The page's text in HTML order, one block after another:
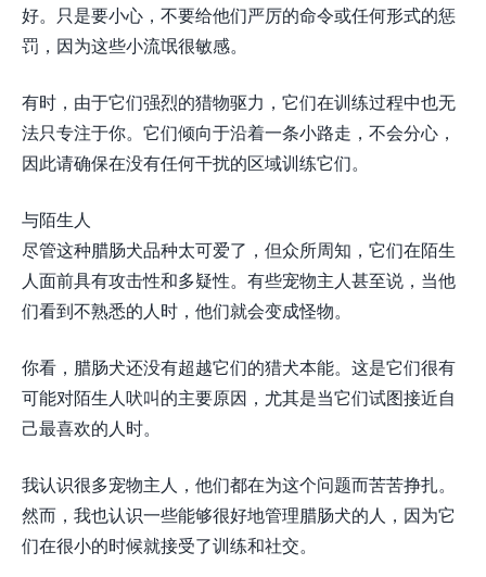
好。只是要小心，不要给他们严厉的命令或任何形式的惩
罚，因为这些小流氓很敏感。
有时，由于它们强烈的猎物驱力，它们在训练过程中也无
法只专注于你。它们倾向于沿着一条小路走，不会分心，
因此请确保在没有任何干扰的区域训练它们。
与陌生人
尽管这种腊肠犬品种太可爱了，但众所周知，它们在陌生
人面前具有攻击性和多疑性。有些宠物主人甚至说，当他
们看到不熟悉的人时，他们就会变成怪物。
你看，腊肠犬还没有超越它们的猎犬本能。这是它们很有
可能对陌生人吠叫的主要原因，尤其是当它们试图接近自
己最喜欢的人时。
我认识很多宠物主人，他们都在为这个问题而苦苦挣扎。
然而，我也认识一些能够很好地管理腊肠犬的人，因为它
们在很小的时候就接受了训练和社交。